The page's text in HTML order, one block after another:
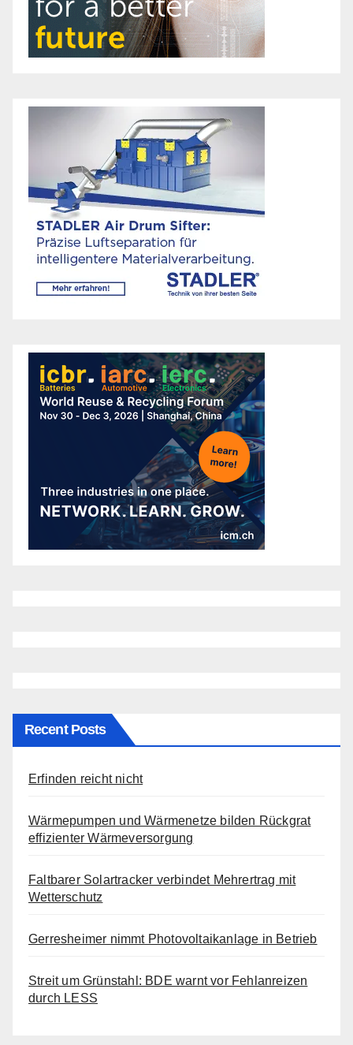
Recent Posts
Erfinden reicht nicht
Wärmepumpen und Wärmenetze bilden Rückgrat
effizienter Wärmeversorgung
Faltbarer Solartracker verbindet Mehrertrag mit
Wetterschutz
Gerresheimer nimmt Photovoltaikanlage in Betrieb
Streit um Grünstahl: BDE warnt vor Fehlanreizen
durch LESS